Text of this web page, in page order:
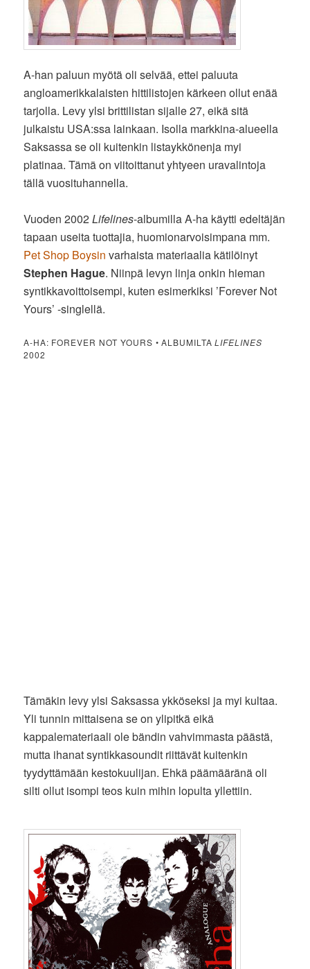
A-han paluun myötä oli selvää, ettei paluuta
angloamerikkalaisten hittilistojen kärkeen ollut enää
tarjolla. Levy ylsi brittilistan sijalle 27, eikä sitä
julkaistu USA:ssa lainkaan. Isolla markkina-alueella
Saksassa se oli kuitenkin listaykkönenja myi
platinaa. Tämä on viitoittanut yhtyeen uravalintoja
tällä vuosituhannella.
Vuoden 2002Lifelines-albumilla A-ha käytti edeltäjän
tapaan useita tuottajia, huomionarvoisimpana mm.
Pet Shop Boysin varhaista materiaalia kätilöinyt
Stephen Hague. Niinpä levyn linja onkin hieman
syntikkavoittoisempi, kuten esimerkiksi ’Forever Not
Yours’ -singlellä.
A-HA: FOREVER NOT YOURS • ALBUMILTALIFELINES
2002
Tämäkin levy ylsi Saksassa ykköseksi ja myi kultaa.
Yli tunnin mittaisena se on ylipitkä eikä
kappalemateriaali ole bändin vahvimmasta päästä,
mutta ihanat syntikkasoundit riittävät kuitenkin
tyydyttämään kestokuulijan. Ehkä päämääränä oli
silti ollut isompi teos kuin mihin lopulta yllettiin.